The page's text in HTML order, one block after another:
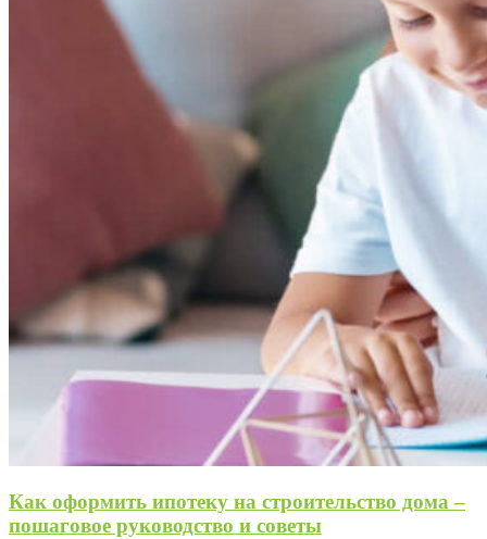
Как оформить ипотеку на строительство дома –
пошаговое руководство и советы